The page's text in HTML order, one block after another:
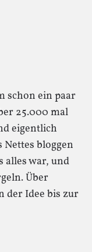
schon ein paar
25.000 mal
eigentlich
bloggen
alles war, und
Über
der Idee bis zur